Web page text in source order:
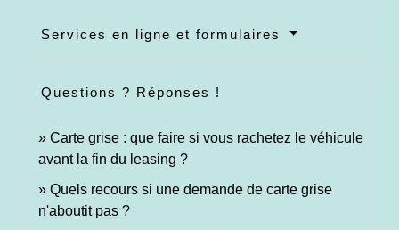
Services en ligne et formulaires
Questions ? Réponses !
Carte grise : que faire si vous rachetez le véhicule
avant la fin du leasing ?
Quels recours si une demande de carte grise
n'aboutit pas ?